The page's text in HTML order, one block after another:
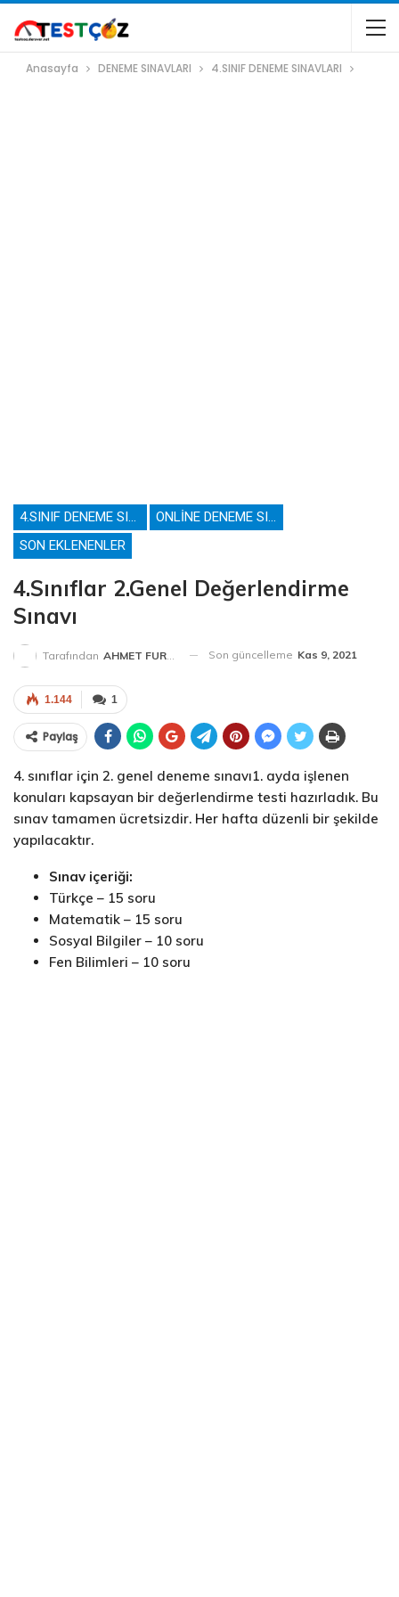
Anasayfa DENEME SINAVLARI 4.SINIF DENEME SINAVLARI
4.SINIF DENEME SINAVLARI
ONLINE DENEME SINAVLARI
SON EKLENENLER
4.Sınıflar 2.Genel Değerlendirme
Sınavı
Tarafından AHMET FURKAN HOCA Son güncelleme Kas 9, 2021
1
1.144
Paylaş
4. sınıflar için 2. genel deneme sınavı1. ayda işlenen
konuları kapsayan bir değerlendirme testi hazırladık. Bu
sınav tamamen ücretsizdir. Her hafta düzenli bir şekilde
yapılacaktır.
Sınav içeriği:
Türkçe – 15 soru
Matematik – 15 soru
Sosyal Bilgiler – 10 soru
Fen Bilimleri – 10 soru